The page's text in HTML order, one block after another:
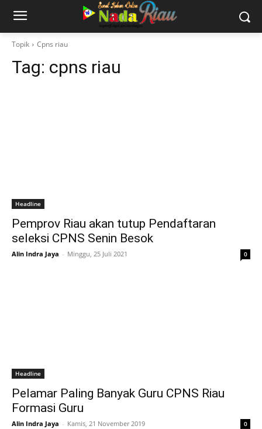
Topik Cpns riau
Tag: cpns riau
Headline
Pemprov Riau akan tutup Pendaftaran
seleksi CPNS Senin Besok
Alin Indra Jaya - Minggu, 25 Juli 2021 0
Headline
Pelamar Paling Banyak Guru CPNS Riau
Formasi Guru
Alin Indra Jaya - Kamis, 21 November 2019 0